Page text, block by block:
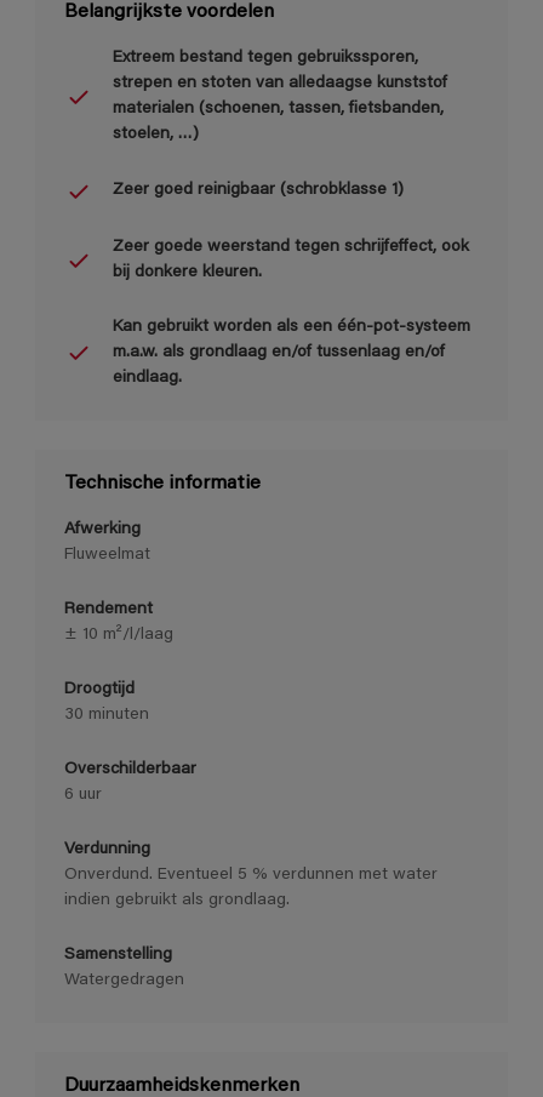
Belangrijkste voordelen
Extreem bestand tegen gebruikssporen,
strepen en stoten van alledaagse kunststof
materialen (schoenen, tassen, fietsbanden,
stoelen, …)
Zeer goed reinigbaar (schrobklasse 1)
Zeer goede weerstand tegen schrijfeffect, ook
bij donkere kleuren.
Kan gebruikt worden als een één-pot-systeem
m.a.w. als grondlaag en/of tussenlaag en/of
eindlaag.
Technische informatie
Afwerking
Fluweelmat
Rendement
± 10 m²/l/laag
Droogtijd
30 minuten
Overschilderbaar
6 uur
Verdunning
Onverdund. Eventueel 5 % verdunnen met water
indien gebruikt als grondlaag.
Samenstelling
Watergedragen
Duurzaamheidskenmerken